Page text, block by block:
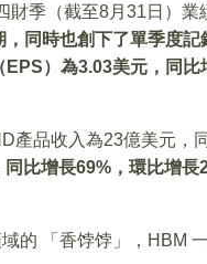
季（截至8月31日）業
同時也創下了單季度記
）為3.03美元，同比
產品收入為23億美元，
比增長69%，環比增長
的 「香饽饽」，HBM